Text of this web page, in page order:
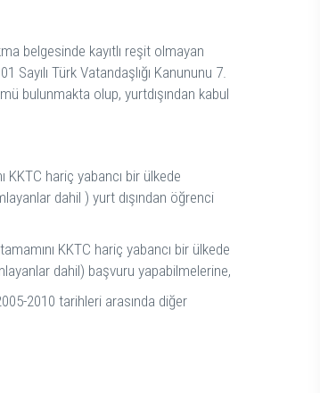
belgesinde kayıtlı reşit olmayan
Sayılı Türk Vatandaşlığı Kanununu 7.
bulunmakta olup, yurtdışından kabul
hariç yabancı bir ülkede
dahil ) yurt dışından öğrenci
KKTC hariç yabancı bir ülkede
dahil) başvuru yapabilmelerine,
2010 tarihleri arasında diğer